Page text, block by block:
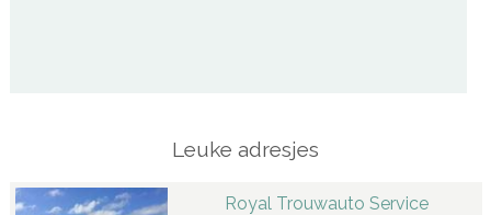
Leuke adresjes
Royal Trouwauto Service